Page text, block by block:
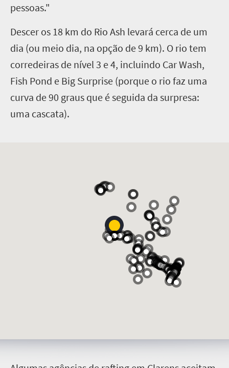
pessoas."
Descer os 18 km do Rio Ash levará cerca de um
dia (ou meio dia, na opção de 9 km). O rio tem
corredeiras de nível 3 e 4, incluindo Car Wash,
Fish Pond e Big Surprise (porque o rio faz uma
curva de 90 graus que é seguida da surpresa:
uma cascata).